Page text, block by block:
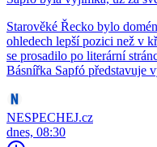
Starověké Řecko bylo
ohledech lepší pozici než v
se prosadilo po literární
Básnířka Sapfó představuje
NESPECHEJ.cz
dnes, 08:30